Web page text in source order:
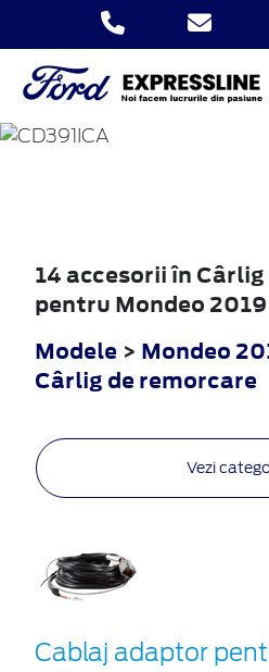
MONDEO
14 accesorii în
pentru Mondeo 2019
Modele > Mondeo
Cârlig de remorcare
Vezi
Cablaj adaptor